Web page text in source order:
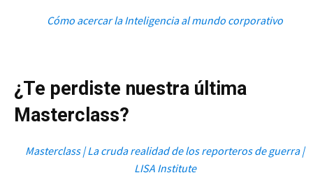
Cómo acercar la Inteligencia al mundo corporativo
¿Te perdiste nuestra última
Masterclass?
Masterclass | La cruda realidad de los reporteros de guerra |
LISA Institute